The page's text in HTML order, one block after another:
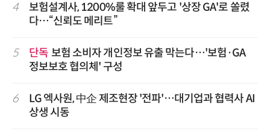
4
보험설계사, 1200%룰 확대 앞두고 '상장 GA'로 쏠렸
다…“신뢰도 메리트”
5 단독 보험 소비자 개인정보 유출 막는다…'보험·GA
정보보호 협의체' 구성
6
LG 엑사원, 中企 제조현장 '전파'…대기업과 협력사 AI
상생 시동